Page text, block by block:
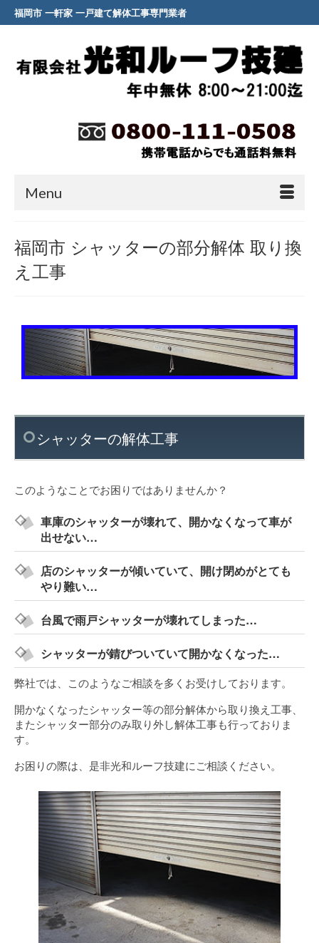
福岡市 一軒家 一戸建て解体工事専門業者
Menu
福岡市 シャッターの部分解体 取り換
え工事
シャッターの解体工事
このようなことでお困りではありませんか？
車庫のシャッターが壊れて、開かなくなって車が
出せない…
店のシャッターが傾いていて、開け閉めがとても
やり難い…
台風で雨戸シャッターが壊れてしまった…
シャッターが錆びついていて開かなくなった…
弊社では、このようなご相談を多くお受けしております。
開かなくなったシャッター等の部分解体から取り換え工事、
またシャッター部分のみ取り外し解体工事も行っておりま
す。
お困りの際は、是非光和ルーフ技建にご相談ください。